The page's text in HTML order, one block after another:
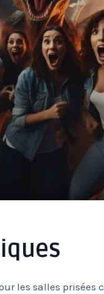
les salles prisées